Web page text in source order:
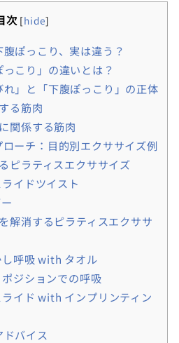
次 [hide]
ぽっこり、実は違う？
っこり」の違いとは？
」と「下腹ぽっこり」の正体
る筋肉
関係する筋肉
ーチ：目的別エクササイズ例
ピラティスエクササイズ
イドツイスト
解消するピラティスエクササ
呼吸 with タオル
ジションでの呼吸
イド with インプリンティン
バイス